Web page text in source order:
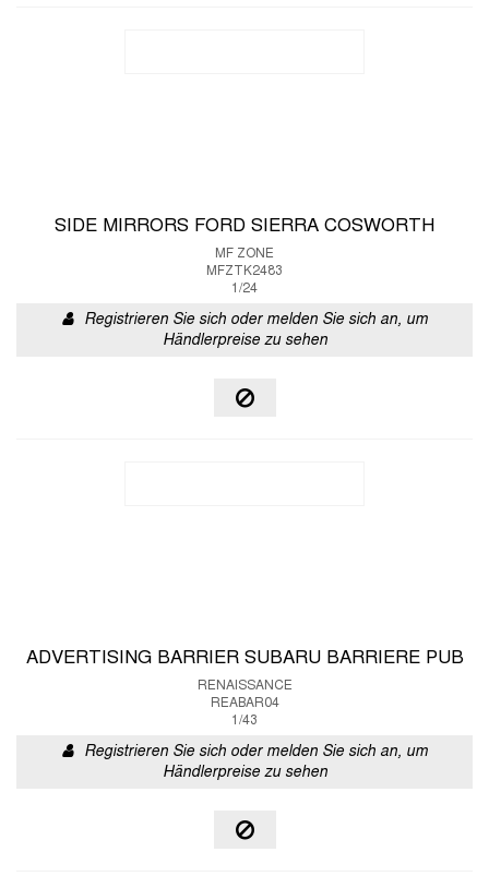
SIDE MIRRORS FORD SIERRA COSWORTH
MF ZONE
MFZTK2483
1/24
Registrieren Sie sich oder melden Sie sich an, um
Händlerpreise zu sehen
ADVERTISING BARRIER SUBARU BARRIERE PUB
RENAISSANCE
REABAR04
1/43
Registrieren Sie sich oder melden Sie sich an, um
Händlerpreise zu sehen